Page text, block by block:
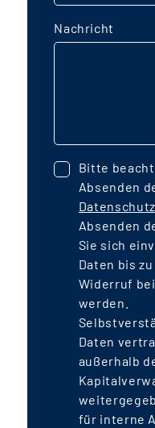
Nachricht
Bitte
Absenden
Absenden
Sie sich
Daten bis
Widerruf
werden.
Daten
außerhalb
für interne